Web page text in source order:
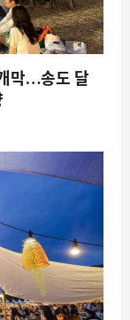
막…송도 달
습니다: 이재명
하락과 그 파장